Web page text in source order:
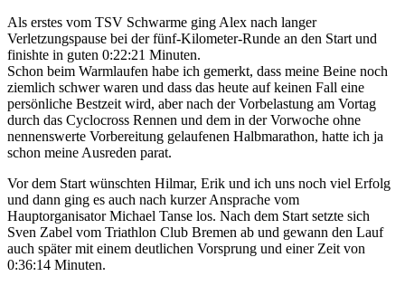
Als erstes vom TSV Schwarme ging Alex nach langer
Verletzungspause bei der fünf-Kilometer-Runde an den Start und
finishte in guten 0:22:21 Minuten.
Schon beim Warmlaufen habe ich gemerkt, dass meine Beine noch
ziemlich schwer waren und dass das heute auf keinen Fall eine
persönliche Bestzeit wird, aber nach der Vorbelastung am Vortag
durch das Cyclocross Rennen und dem in der Vorwoche ohne
nennenswerte Vorbereitung gelaufenen Halbmarathon, hatte ich ja
schon meine Ausreden parat.
Vor dem Start wünschten Hilmar, Erik und ich uns noch viel Erfolg
und dann ging es auch nach kurzer Ansprache vom
Hauptorganisator Michael Tanse los. Nach dem Start setzte sich
Sven Zabel vom Triathlon Club Bremen ab und gewann den Lauf
auch später mit einem deutlichen Vorsprung und einer Zeit von
0:36:14 Minuten.